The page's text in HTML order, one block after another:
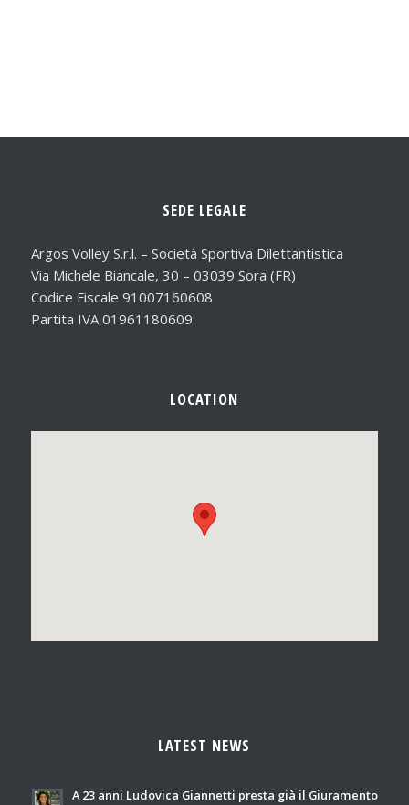
SEDE LEGALE
Argos Volley S.r.l. – Società Sportiva Dilettantistica
Via Michele Biancale, 30 – 03039 Sora (FR)
Codice Fiscale 91007160608
Partita IVA 01961180609
LOCATION
LATEST NEWS
A 23 anni Ludovica Giannetti presta già il Giuramento